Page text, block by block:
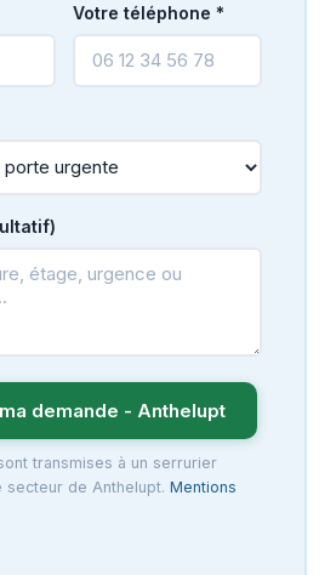
Votre téléphone *
demande - Anthelupt
transmises à un serrurier
secteur de Anthelupt. Mentions